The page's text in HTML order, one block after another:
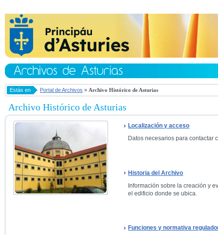
Estás en Portal de Archivos » Archivo Histórico de Asturias
Archivo Histórico de Asturias
Localización y acceso
Datos necesarios para contactar
Historia del Archivo
Información sobre la creación y
el edificio donde se ubica.
Funciones y normativa